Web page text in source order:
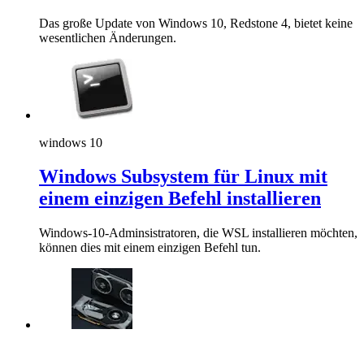
Das große Update von Windows 10, Redstone 4, bietet keine
wesentlichen Änderungen.
windows 10
Windows Subsystem für Linux mit
einem einzigen Befehl installieren
Windows-10-Adminsistratoren, die WSL installieren möchten,
können dies mit einem einzigen Befehl tun.